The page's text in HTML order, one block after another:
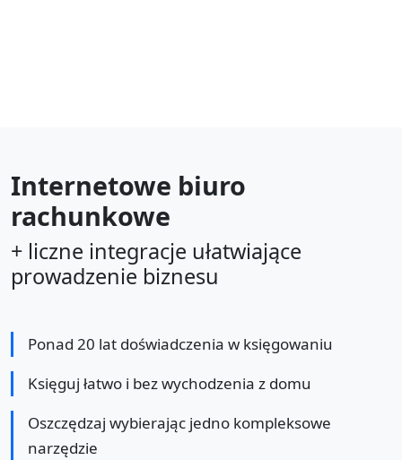
Internetowe biuro
rachunkowe
+ liczne integracje ułatwiające
prowadzenie biznesu
Ponad 20 lat doświadczenia w księgowaniu
Księguj łatwo i bez wychodzenia z domu
Oszczędzaj wybierając jedno kompleksowe
narzędzie